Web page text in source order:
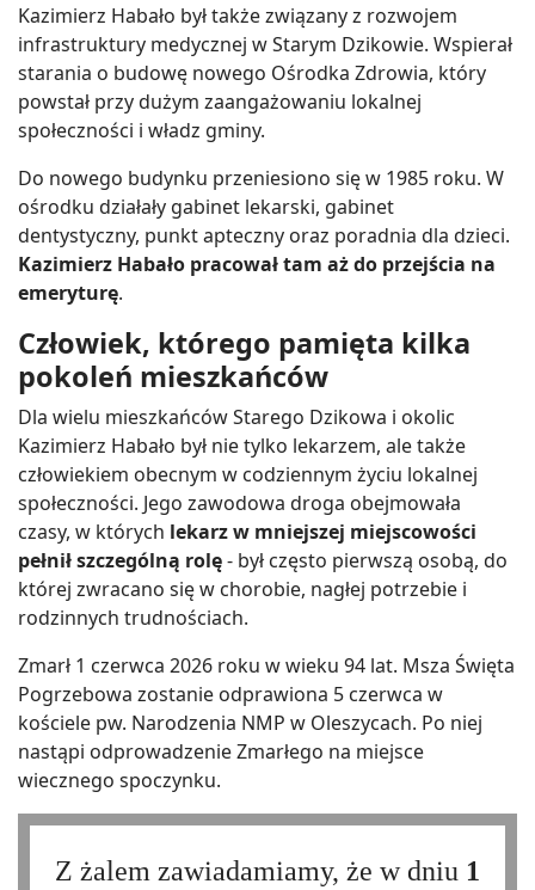
Kazimierz Habało był także związany z rozwojem
infrastruktury medycznej w Starym Dzikowie. Wspierał
starania o budowę nowego Ośrodka Zdrowia, który
powstał przy dużym zaangażowaniu lokalnej
społeczności i władz gminy.
Do nowego budynku przeniesiono się w 1985 roku. W
ośrodku działały gabinet lekarski, gabinet
dentystyczny, punkt apteczny oraz poradnia dla dzieci.
Kazimierz Habało pracował tam aż do przejścia na
emeryturę.
Człowiek, którego pamięta kilka
pokoleń mieszkańców
Dla wielu mieszkańców Starego Dzikowa i okolic
Kazimierz Habało był nie tylko lekarzem, ale także
człowiekiem obecnym w codziennym życiu lokalnej
społeczności. Jego zawodowa droga obejmowała
czasy, w których lekarz w mniejszej miejscowości
pełnił szczególną rolę- był często pierwszą osobą, do
której zwracano się w chorobie, nagłej potrzebie i
rodzinnych trudnościach.
Zmarł 1 czerwca 2026 roku w wieku 94 lat. Msza Święta
Pogrzebowa zostanie odprawiona 5 czerwca w
kościele pw. Narodzenia NMP w Oleszycach. Po niej
nastąpi odprowadzenie Zmarłego na miejsce
wiecznego spoczynku.
Z żalem zawiadamiamy, że w dniu 1